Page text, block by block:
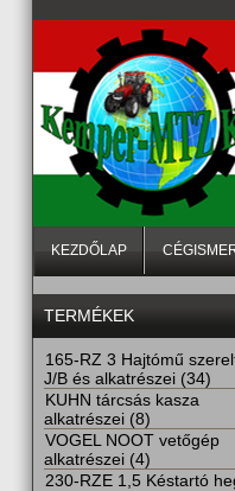
KEZDŐLAP
TERMÉKEK
165-RZ 3 Hajtómű
J/B és alkatrészei (34)
KUHN tárcsás kasza
alkatrészei (8)
VOGEL NOOT vetőgép
alkatrészei (4)
230-RZE 1,5 Késtartó